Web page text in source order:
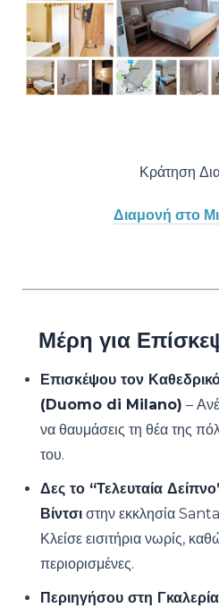
Κράτηση
Διαμονή στο
Μέρη για
Επισκέψου τον
(Duomo di Milano) –
να θαυμάσεις τη θέα της
του.
Δες το “Τελευταία
Βίντσι στην εκκλησία
Κλείσε εισιτήρια νωρίς,
περιορισμένες.
Περιηγήσου στη